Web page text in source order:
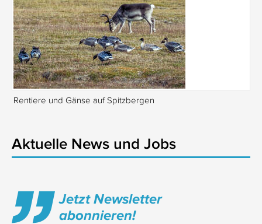
Rentiere und Gänse auf Spitzbergen
Aktuelle News und Jobs
Jetzt Newsletter
abonnieren!